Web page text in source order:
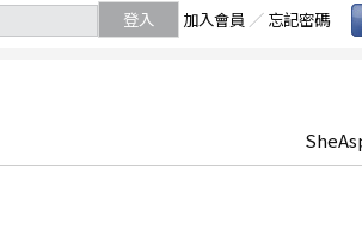
登入 加入會員 ／ 忘記密碼